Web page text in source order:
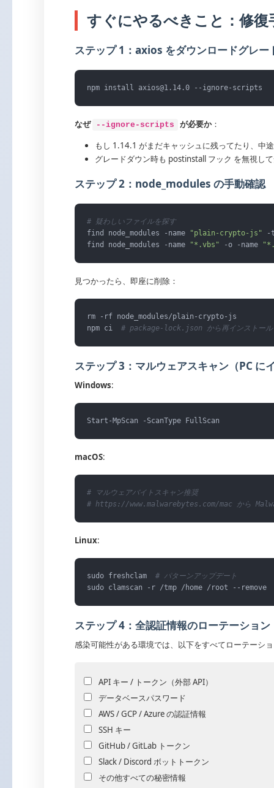
すぐにやるべきこと：修復
ステップ 1：axios をダウンロードグレー
npm install axios@1.14.0 --ignore-scripts
なぜ --ignore-scripts が必要か：
もし 1.14.1 がまだキャッシュに残ってたり、中
グレードダウン時も postinstall フック を無視し
ステップ 2：node_modules の手動確認
# 疑わしいファイルを探す
find node_modules -name
"plain-crypto-js" -
find node_modules -name
"*.vbs" -o -name
見つかったら、即座に削除：
rm -rf node_modules/plain-crypto-js
npm ci # package-lock.json から再インストール
ステップ 3：マルウェアスキャン（PC に
Windows:
Start-MpScan -ScanType FullScan
macOS:
# マルウェアバイトスキャン推奨
# https://www.malwarebytes.com/mac から
Linux:
sudo freshclam # パターンアップデート
sudo clamscan -r /tmp /home /root --remove
ステップ 4：全認証情報のローテーション
感染可能性がある環境では、以下をすべてローテーシ
API キー / トークン（外部 API）
データベースパスワード
AWS / GCP / Azure の認証情報
SSH キー
GitHub / GitLab トークン
Slack / Discord ボットトークン
その他すべての秘密情報